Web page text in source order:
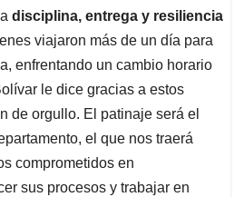
disciplina, entrega y resiliencia
viajaron más de un día para
enfrentando un cambio horario
le dice gracias a estos
de orgullo. El patinaje será el
el que nos traerá
comprometidos en
sus procesos y trabajar en